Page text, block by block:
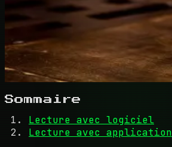
Sommaire
Lecture avec logiciel
Lecture avec application